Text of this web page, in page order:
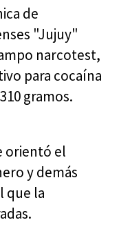
de
"Jujuy"
narcotest,
para cocaína
gramos.
orientó el
y demás
que la